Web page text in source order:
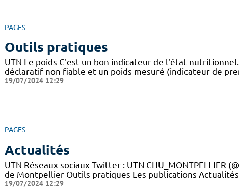
PAGES
Outils pratiques
UTN Le poids C'est un bon indicateur de l'état
déclaratif non fiable et un poids mesuré (indicateur de
19/07/2024 12:29
PAGES
Actualités
UTN Réseaux sociaux Twitter : UTN CHU_MONTPELLIER
de Montpellier Outils pratiques Les publications Actualités
19/07/2024 12:29